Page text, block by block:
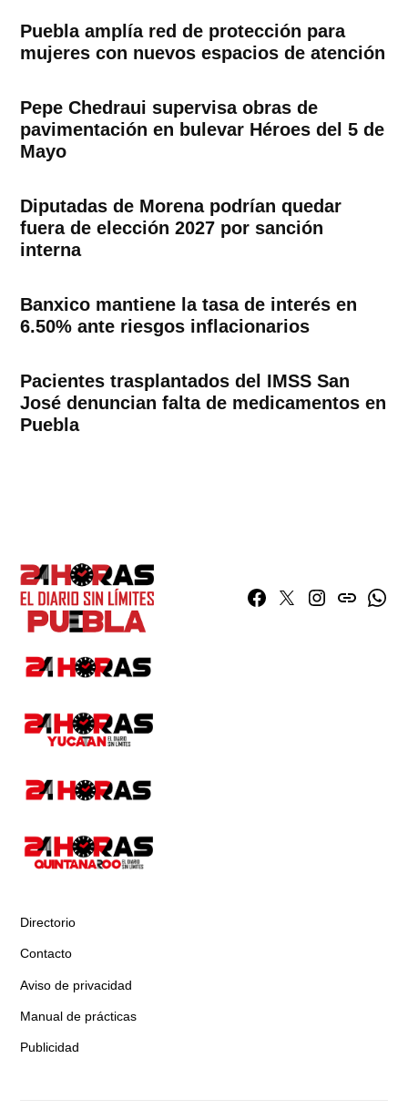
Puebla amplía red de protección para
mujeres con nuevos espacios de atención
Pepe Chedraui supervisa obras de
pavimentación en bulevar Héroes del 5 de
Mayo
Diputadas de Morena podrían quedar
fuera de elección 2027 por sanción
interna
Banxico mantiene la tasa de interés en
6.50% ante riesgos inflacionarios
Pacientes trasplantados del IMSS San
José denuncian falta de medicamentos en
Puebla
Facebook
TwitterInstagram
issuu
Directorio
Contacto
Aviso de privacidad
Manual de prácticas
Publicidad